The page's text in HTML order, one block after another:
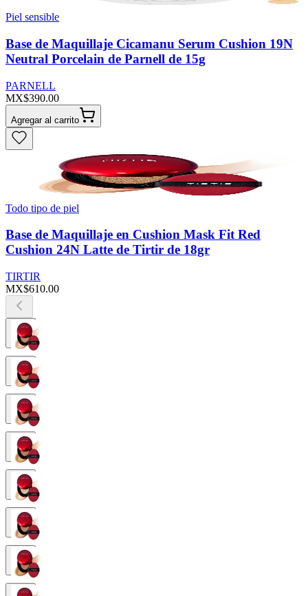
Piel sensible
Base de Maquillaje Cicamanu Serum Cushion 19N
Neutral Porcelain de Parnell de 15g
PARNELL
MX$390.00
Agregar al carrito
Todo tipo de piel
Base de Maquillaje en Cushion Mask Fit Red
Cushion 24N Latte de Tirtir de 18gr
TIRTIR
MX$610.00